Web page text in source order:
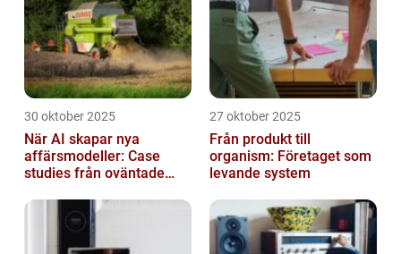
30 oktober 2025
När AI skapar nya
affärsmodeller: Case
studies från oväntade
27 oktober 2025
Från produkt till
organism: Företaget som
levande system